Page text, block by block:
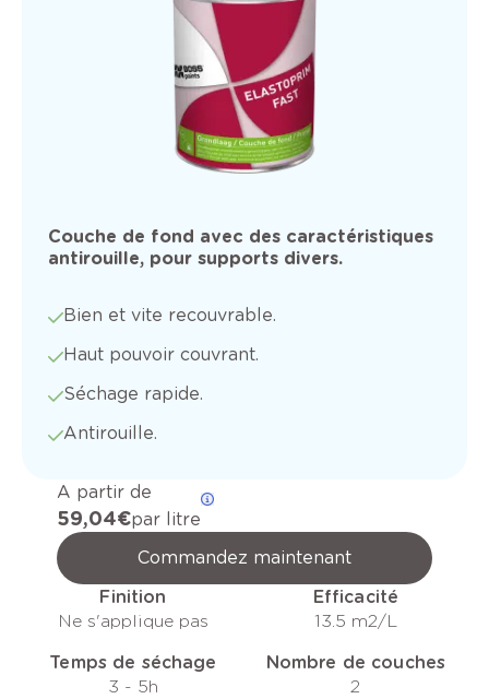
Couche de fond avec des caractéristiques
antirouille, pour supports divers.
Bien et vite recouvrable.
Haut pouvoir couvrant.
Séchage rapide.
Antirouille.
A partir de
59,04 €par litre
Commandez maintenant
Finition
Ne s'applique pas
Efficacité
13.5 m2/L
Temps de séchage
3 - 5h
Nombre de couches
2